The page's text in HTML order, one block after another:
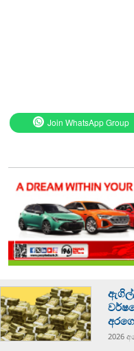
Join WhatsApp Group
2026